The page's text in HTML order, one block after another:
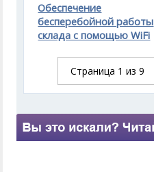
Обеспечение
бесперебойной работы
склада с помощью WiFi
Страница 1 из 9